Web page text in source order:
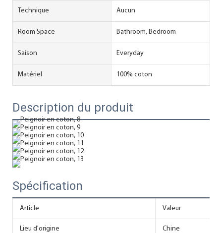
Technique Aucun
Room Space Bathroom, Bedroom
Saison Everyday
Matériel 100% coton
Description du produit
Spécification
Article Valeur
Lieu d'origine Chine